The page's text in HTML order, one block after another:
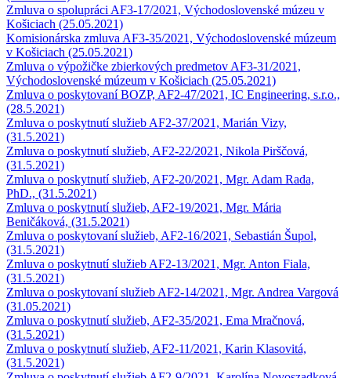
Zmluva o spolupráci AF3-17/2021, Východoslovenské múzeu v
Košiciach (25.05.2021)
Komisionárska zmluva AF3-35/2021, Východoslovenské múzeum
v Košiciach (25.05.2021)
Zmluva o výpožičke zbierkových predmetov AF3-31/2021,
Východoslovenské múzeum v Košiciach (25.05.2021)
Zmluva o poskytovaní BOZP, AF2-47/2021, IC Engineering, s.r.o.,
(28.5.2021)
Zmluva o poskytnutí služieb AF2-37/2021, Marián Vizy,
(31.5.2021)
Zmluva o poskytnutí služieb, AF2-22/2021, Nikola Pirščová,
(31.5.2021)
Zmluva o poskytnutí služieb, AF2-20/2021, Mgr. Adam Rada,
PhD., (31.5.2021)
Zmluva o poskytnutí služieb, AF2-19/2021, Mgr. Mária
Beničáková, (31.5.2021)
Zmluva o poskytovaní služieb, AF2-16/2021, Sebastián Šupol,
(31.5.2021)
Zmluva o poskytnutí služieb AF2-13/2021, Mgr. Anton Fiala,
(31.5.2021)
Zmluva o poskytovaní služieb AF2-14/2021, Mgr. Andrea Vargová
(31.05.2021)
Zmluva o poskytnutí služieb, AF2-35/2021, Ema Mračnová,
(31.5.2021)
Zmluva o poskytnutí služieb, AF2-11/2021, Karin Klasovitá,
(31.5.2021)